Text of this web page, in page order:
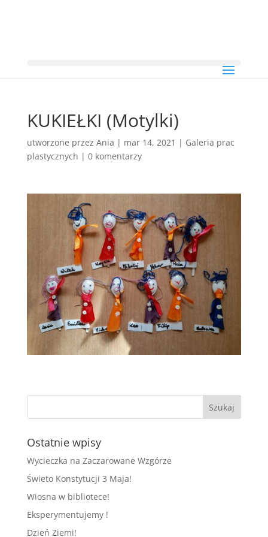
KUKIEŁKI (Motylki)
utworzone przez Ania | mar 14, 2021 | Galeria prac
plastycznych | 0 komentarzy
Ostatnie wpisy
Wycieczka na Zaczarowane Wzgórze
Świeto Konstytucji 3 Maja!
Wiosna w bibliotece!
Eksperymentujemy !
Dzień Ziemi!